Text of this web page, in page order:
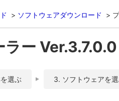
ソフトウェアダウンロード
ラー Ver.3.7.0.0
選ぶ 3. ソフトウェアを